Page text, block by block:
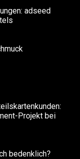
adseed
Projekt bei
bedenklich?